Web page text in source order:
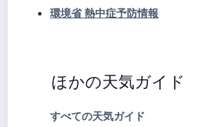
環境省 熱中症予防情報
ほかの天気ガイド
すべての天気ガイド